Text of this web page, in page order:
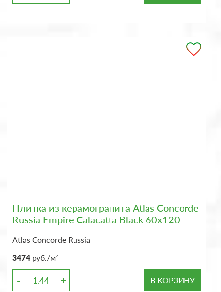
Плитка из керамогранита Atlas Concorde
Russia Empire Calacatta Black 60x120
Atlas Concorde Russia
3474 руб./м²
- + В КОРЗИНУ